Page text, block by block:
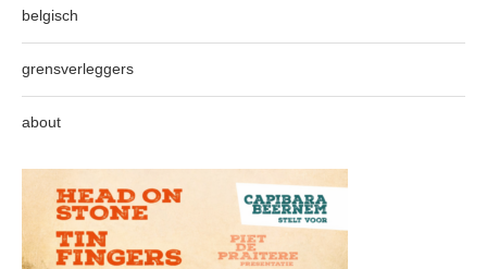
belgisch
grensverleggers
about